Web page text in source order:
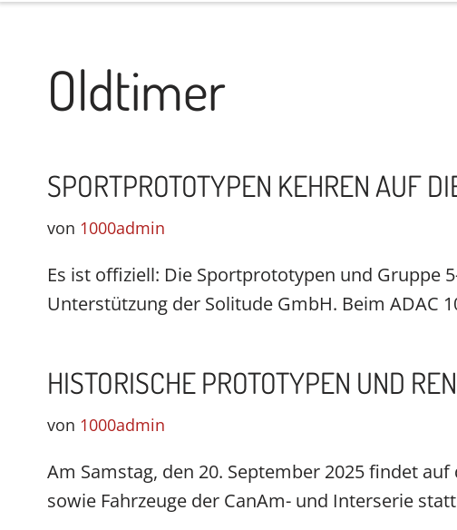
Oldtimer
SPORTPROTOTYPEN KEHREN AUF
von 1000admin
Es ist offiziell: Die Sportprototypen und Gruppe
Unterstützung der Solitude GmbH. Beim ADAC
HISTORISCHE PROTOTYPEN UND
von 1000admin
Am Samstag, den 20. September 2025 findet
sowie Fahrzeuge der CanAm- und Interserie